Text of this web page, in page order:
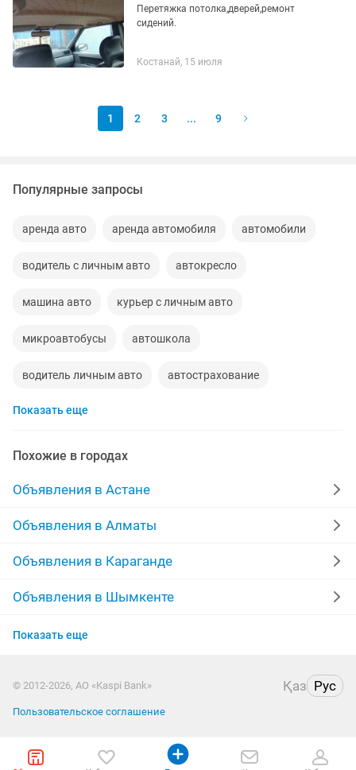
Перетяжка потолка,дверей,ремонт
сидений.
Костанай, 15 июля
1 2 3 ... 9
Популярные запросы
аренда авто аренда автомобиля автомобили
водитель с личным авто автокресло
машина авто курьер с личным авто
микроавтобусы автошкола
водитель личным авто автострахование
автослесарь
аренда микроавтобуса
автомобильный автосервис
автоперевозки автосборка
Показать еще
Похожие в городах
Объявления в Астане
Объявления в Алматы
Объявления в Караганде
Объявления в Шымкенте
Объявления в Усть-Каменогорске
Объявления в Таразе
Объявления в Павлодаре
Показать еще
© 2012-2026, АО «Kaspi Bank» Қаз Рус
Пользовательское соглашение